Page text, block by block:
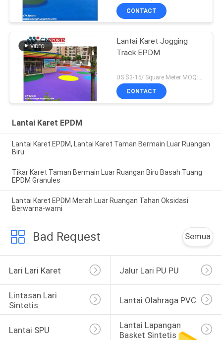
CONTACT
Lantai Karet Jogging
Track EPDM
US $3-15/ Square Meter MOQ:500sqm
CONTACT
Lantai Karet EPDM
Lantai Karet EPDM, Lantai Karet Taman Bermain Luar Ruangan
Biru
Tikar Karet Taman Bermain Luar Ruangan Biru Basah Tuang
EPDM Granules
Lantai Karet EPDM Merah Luar Ruangan Tahan Oksidasi
Berwarna-warni
Bad Request Semua
Lari Lari Karet Jalur Lari PU PU
Lintasan Lari
Sintetis
Lantai Olahraga PVC
Lantai SPU
Lantai Lapangan
Basket Sintetis